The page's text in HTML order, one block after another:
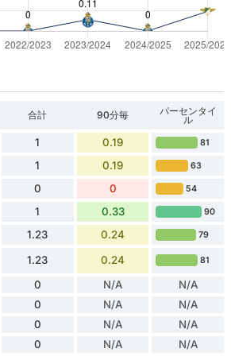
合計 90分毎 パーセンタイ
ル
1 0.19 81
1 0.19 63
0 0 54
1 0.33 90
1.23 0.24 79
1.23 0.24 81
0 N/A N/A
0 N/A N/A
0 N/A N/A
0 N/A N/A